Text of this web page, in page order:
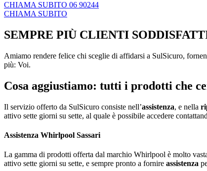
CHIAMA SUBITO 06 90244
CHIAMA SUBITO
SEMPRE PIÙ CLIENTI
Amiamo rendere felice chi sceglie di affidarsi a SulSicuro,
più: Voi.
Cosa aggiustiamo: tutti i prodotti che
Il servizio offerto da SulSicuro consiste nell’assistenza, e nella
attivo sette giorni su sette, al quale è possibile accedere
Assistenza Whirlpool Sassari
La gamma di prodotti offerta dal marchio Whirlpool è molto
attivo sette giorni su sette, e sempre pronto a fornire assistenza